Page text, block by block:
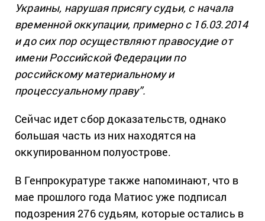
Украины, нарушая присягу судьи, с начала
временной оккупации, примерно с 16.03.2014
и до сих пор осуществляют правосудие от
имени Российской Федерации по
российскому материальному и
процессуальному праву”.
Сейчас идет сбор доказательств, однако
большая часть из них находятся на
оккупированном полуострове.
В Генпрокуратуре также напоминают, что в
мае прошлого года Матиос уже подписал
подозрения 276 судьям, которые остались в